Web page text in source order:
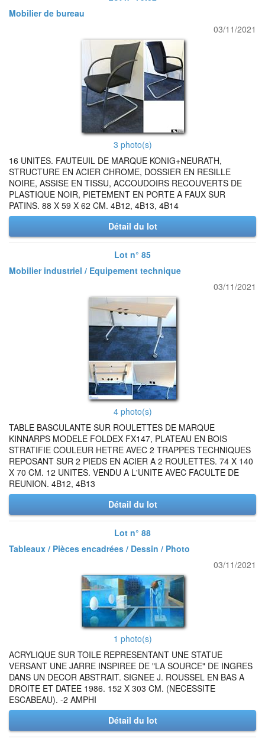
Mobilier de bureau
03/11/2021
3 photo(s)
16 UNITES. FAUTEUIL DE MARQUE KONIG+NEURATH,
STRUCTURE EN ACIER CHROME, DOSSIER EN RESILLE
NOIRE, ASSISE EN TISSU, ACCOUDOIRS RECOUVERTS DE
PLASTIQUE NOIR, PIETEMENT EN PORTE A FAUX SUR
PATINS. 88 X 59 X 62 CM. 4B12, 4B13, 4B14
Détail du lot
Lot n° 85
Mobilier industriel / Equipement technique
03/11/2021
4 photo(s)
TABLE BASCULANTE SUR ROULETTES DE MARQUE
KINNARPS MODELE FOLDEX FX147, PLATEAU EN BOIS
STRATIFIE COULEUR HETRE AVEC 2 TRAPPES TECHNIQUES
REPOSANT SUR 2 PIEDS EN ACIER A 2 ROULETTES. 74 X 140
X 70 CM. 12 UNITES. VENDU A L'UNITE AVEC FACULTE DE
REUNION. 4B12, 4B13
Détail du lot
Lot n° 88
Tableaux / Pièces encadrées / Dessin / Photo
03/11/2021
1 photo(s)
ACRYLIQUE SUR TOILE REPRESENTANT UNE STATUE
VERSANT UNE JARRE INSPIREE DE "LA SOURCE" DE INGRES
DANS UN DECOR ABSTRAIT. SIGNEE J. ROUSSEL EN BAS A
DROITE ET DATEE 1986. 152 X 303 CM. (NECESSITE
ESCABEAU). -2 AMPHI
Détail du lot